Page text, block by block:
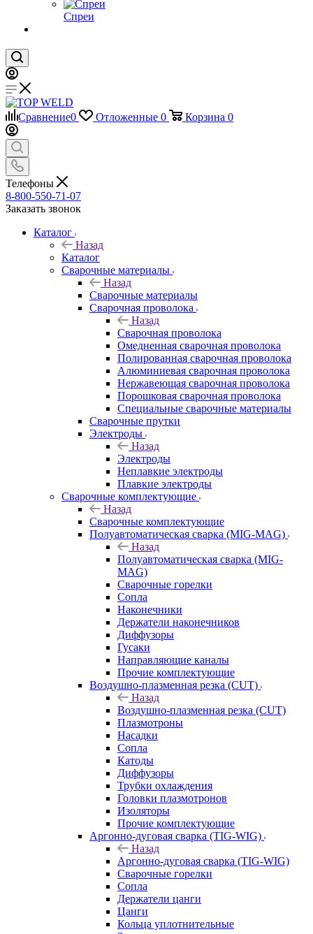
Спреи
Сравнение0 Отложенные 0 Корзина 0
Телефоны
8-800-550-71-07
Заказать звонок
Каталог
Назад
Каталог
Сварочные материалы
Назад
Сварочные материалы
Сварочная проволока
Назад
Сварочная проволока
Омедненная сварочная проволока
Полированная сварочная проволока
Алюминиевая сварочная проволока
Нержавеющая сварочная проволока
Порошковая сварочная проволока
Специальные сварочные материалы
Сварочные прутки
Электроды
Назад
Электроды
Неплавкие электроды
Плавкие электроды
Сварочные комплектующие
Назад
Сварочные комплектующие
Полуавтоматическая сварка (MIG-MAG)
Назад
Полуавтоматическая сварка (MIG-
MAG)
Сварочные горелки
Сопла
Наконечники
Держатели наконечников
Диффузоры
Гусаки
Направляющие каналы
Прочие комплектующие
Воздушно-плазменная резка (CUT)
Назад
Воздушно-плазменная резка (CUT)
Плазмотроны
Насадки
Сопла
Катоды
Диффузоры
Трубки охлаждения
Головки плазмотронов
Изоляторы
Прочие комплектующие
Аргонно-дуговая сварка (TIG-WIG)
Назад
Аргонно-дуговая сварка (TIG-WIG)
Сварочные горелки
Сопла
Держатели цанги
Цанги
Кольца уплотнительные